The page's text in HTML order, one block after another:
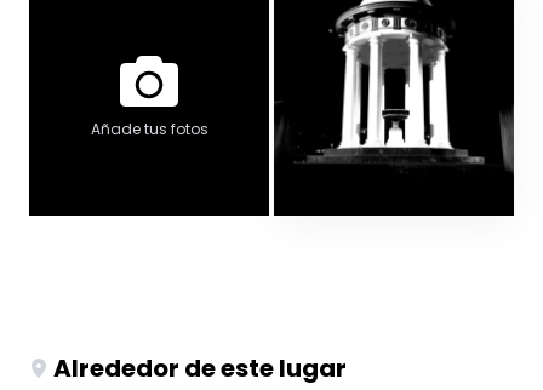
Añade tus fotos
Alrededor de este lugar